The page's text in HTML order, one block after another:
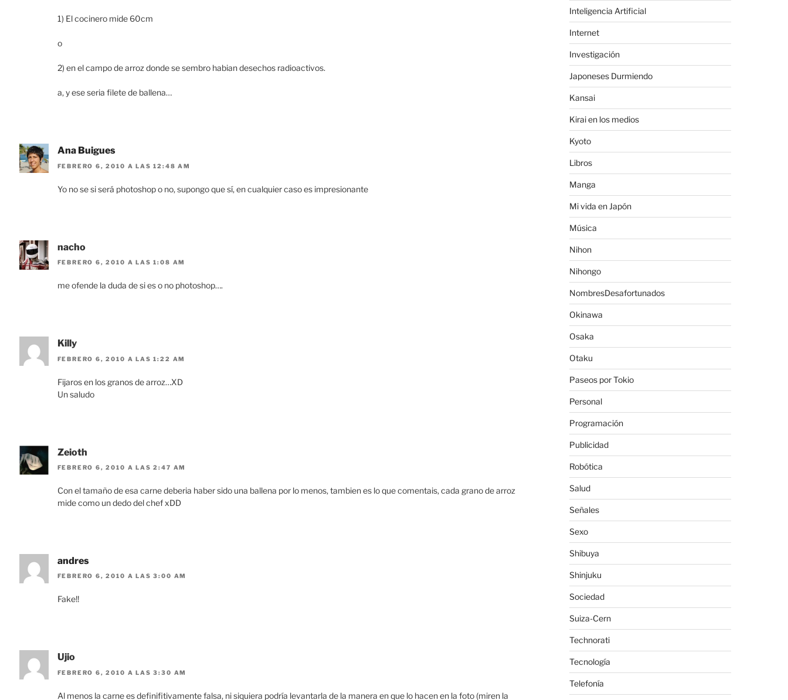
1) El cocinero mide 60cm
o
2) en el campo de arroz donde se sembro habian desechos radioactivos.
a, y ese seria filete de ballena…
Ana Buigues
FEBRERO 6, 2010 A LAS 12:48 AM
Yo no se si será photoshop o no, supongo que sí, en cualquier caso es impresionante
nacho
FEBRERO 6, 2010 A LAS 1:08 AM
me ofende la duda de si es o no photoshop….
Killy
FEBRERO 6, 2010 A LAS 1:22 AM
Fijaros en los granos de arroz…XD
Un saludo
Zeioth
FEBRERO 6, 2010 A LAS 2:47 AM
Con el tamaño de esa carne deberia haber sido una ballena por lo menos, tambien es lo que comentais, cada grano de arroz
mide como un dedo del chef xDD
andres
FEBRERO 6, 2010 A LAS 3:00 AM
Fake!!
Ujio
FEBRERO 6, 2010 A LAS 3:30 AM
Al menos la carne es definifitivamente falsa, ni siquiera podría levantarla de la manera en que lo hacen en la foto (miren la
Inteligencia Artificial
Internet
Investigación
Japoneses Durmiendo
Kansai
Kirai en los medios
Kyoto
Libros
Manga
Mi vida en Japón
Música
Nihon
Nihongo
NombresDesafortunados
Okinawa
Osaka
Otaku
Paseos por Tokio
Personal
Programación
Publicidad
Robótica
Salud
Señales
Sexo
Shibuya
Shinjuku
Sociedad
Suiza-Cern
Technorati
Tecnología
Telefonía